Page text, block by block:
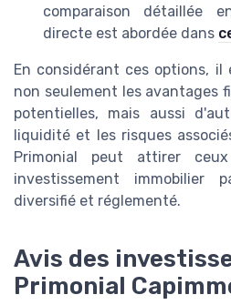
comparaison détaillée
directe est abordée dans
En considérant ces options,
non seulement les avantages
potentielles, mais aussi
liquidité et les risques
Primonial peut attirer
investissement immobilier
diversifié et réglementé.
Avis des
Primonial